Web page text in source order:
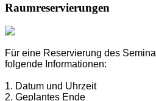
Raumreservierungen
Für eine Reservierung des
folgende Informationen:
1. Datum und Uhrzeit
2. Geplantes Ende